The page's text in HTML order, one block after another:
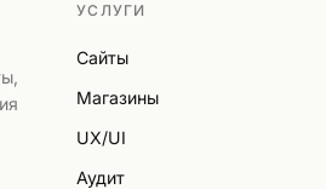
УСЛУГИ
Сайты
Магазины
UX/UI
Аудит